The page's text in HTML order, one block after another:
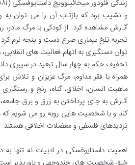
و نشیب بود که بازتاب آن را می توان
آثارش مشاهده کرد. از کودکی با مرگ
تجربه تلخ بیماری صرع دست و پنجه نرم
توان دستگیری به اتهام فعالیت های
تخفیف حکم به چهار سال تبعید در سیبری
همراه با فقر مداوم، مرگ عزیزان و تلاش
ماهیت انسان، اخلاق، گناه، رنج و
آثارش به جای پرداختن به زرق و برق
کند و با شخصیت هایی روبه رو می شویم
تردیدهای فلسفی و معضلات اخلاقی هستند.
اهمیت داستایوفسکی در ادبیات نه تنها